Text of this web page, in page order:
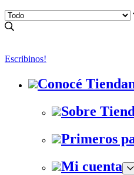
Escribinos!
Conocé
Sobre
Primeros
Mi cuenta